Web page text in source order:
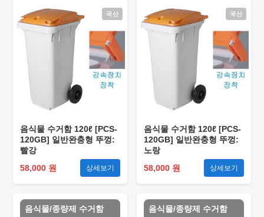
국산
음식물 수거함 120ℓ [PCS-
120GB] 일반완충형 뚜껑:
빨강
58,000 원
상세보기
국산
음식물 수거함 120ℓ [PCS-
120GB] 일반완충형 뚜껑:
노랑
58,000 원
상세보기
음식물/종량제 수거함 음식물/종량제 수거함